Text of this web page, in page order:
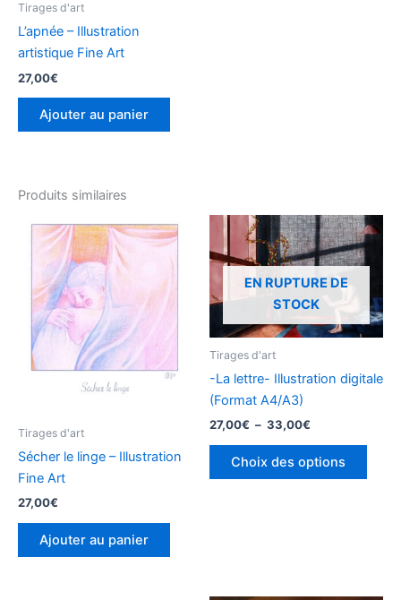
Tirages d'art
L’apnée – Illustration
artistique Fine Art
27,00€
Ajouter au panier
Produits similaires
Tirages d'art
Sécher le linge – Illustration
Fine Art
27,00€
Ajouter au panier
EN RUPTURE DE
STOCK
Tirages d'art
-La lettre- Illustration digitale
(Format A4/A3)
27,00€ – 33,00€
Plage
de
prix :
27,00€
à
33,00€
Choix des options
Ce
a
page